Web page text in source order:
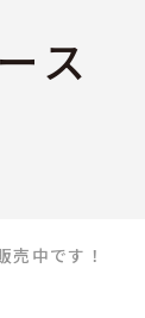
ス
売中です！